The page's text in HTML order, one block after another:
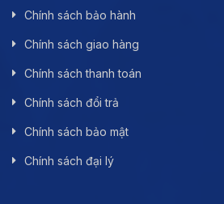
Chính sách bảo hành
Chính sách giao hàng
Chính sách thanh toán
Chính sách đổi trả
Chính sách bảo mật
Chính sách đại lý